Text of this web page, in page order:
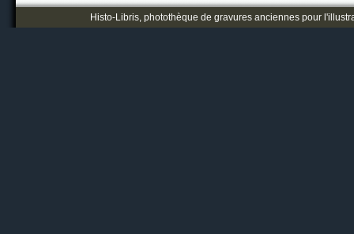
Histo-Libris, photothèque de gravures anciennes pour